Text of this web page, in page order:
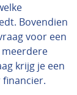
Bovendien
voor een
meerdere
krijg je een
financier.